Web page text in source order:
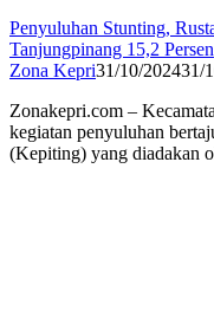
Penyuluhan Stunting,
Tanjungpinang 15,2 Persen
Zona Kepri31/10/202431/
Zonakepri.com –
kegiatan penyuluhan
(Kepiting) yang diadakan